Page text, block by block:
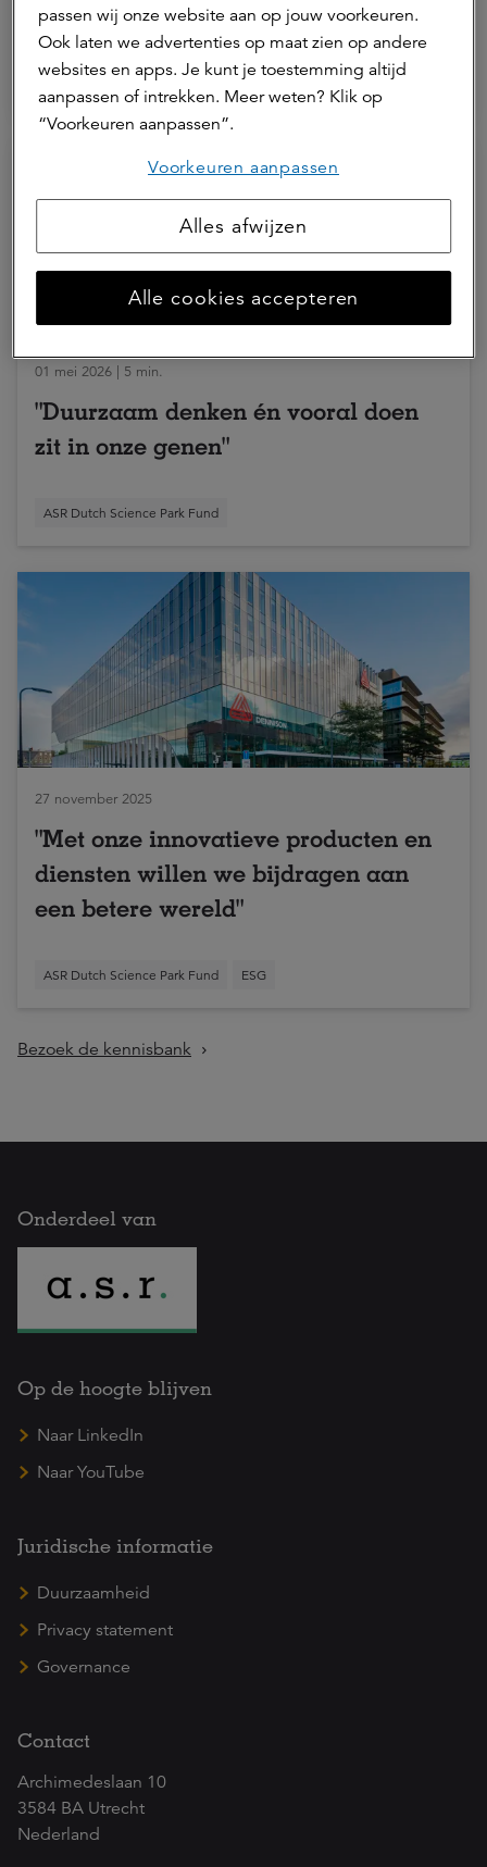
up als de onze”
ASR Dutch Science Park Fund
01 mei 2026 | 5 min.
"Duurzaam denken én vooral doen
zit in onze genen"
ASR Dutch Science Park Fund
27 november 2025
"Met onze innovatieve producten en
diensten willen we bijdragen aan
een betere wereld"
ASR Dutch Science Park Fund ESG
Bezoek de kennisbank
Onderdeel van
Op de hoogte blijven
Naar LinkedIn
Naar YouTube
Juridische informatie
Duurzaamheid
Privacy statement
Governance
Contact
Archimedeslaan 10
3584 BA Utrecht
Nederland
passen wij onze website aan op jouw voorkeuren.
Ook laten we advertenties op maat zien op andere
websites en apps. Je kunt je toestemming altijd
aanpassen of intrekken. Meer weten? Klik op
“Voorkeuren aanpassen”.
Voorkeuren aanpassen
Alles afwijzen
Alle cookies accepteren